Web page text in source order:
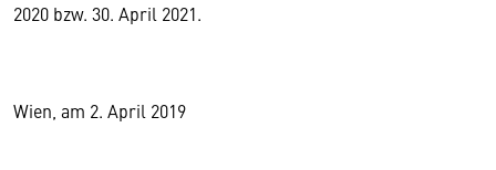
2020 bzw. 30. April 2021.
Wien, am 2. April 2019